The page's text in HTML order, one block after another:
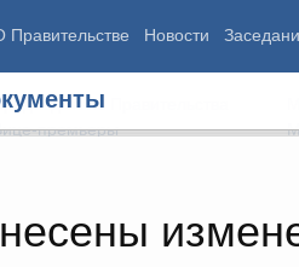
Правительстве Новости
Правительства
премьеры